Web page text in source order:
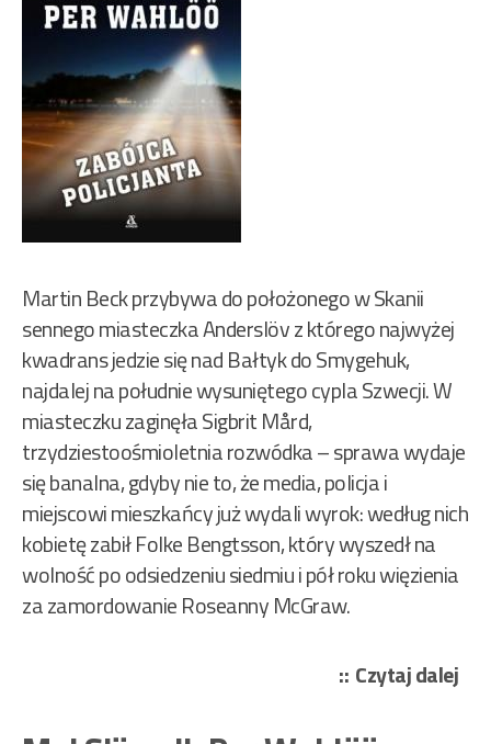
Martin Beck przybywa do położonego w Skanii
sennego miasteczka Anderslöv z którego najwyżej
kwadrans jedzie się nad Bałtyk do Smygehuk,
najdalej na południe wysuniętego cypla Szwecji. W
miasteczku zaginęła Sigbrit Mård,
trzydziestoośmioletnia rozwódka – sprawa wydaje
się banalna, gdyby nie to, że media, policja i
miejscowi mieszkańcy już wydali wyrok: według nich
kobietę zabił Folke Bengtsson, który wyszedł na
wolność po odsiedzeniu siedmiu i pół roku więzienia
za zamordowanie Roseanny McGraw.
Czytaj dalej